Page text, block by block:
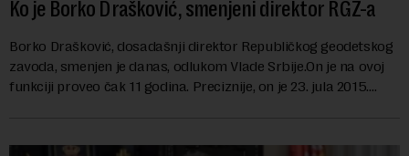
Ko je Borko Drašković, smenjeni direktor RGZ-a
Borko Drašković, dosadašnji direktor Republičkog geodetskog
zavoda, smenjen je danas, odlukom Vlade Srbije.On je na ovoj
funkciji proveo čak 11 godina. Preciznije, on je 23. jula 2015.